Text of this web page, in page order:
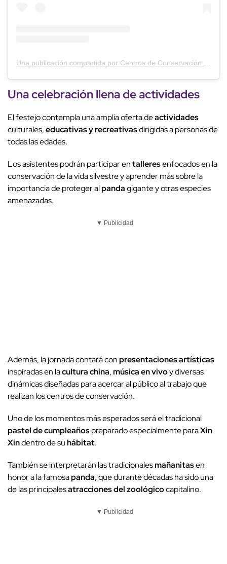
Unacelebración llena deactividades
El festejo contempla una amplia oferta deactividades
culturales,educativas y recreativasdirigidas a personas de
todas las edades.
Los asistentes podrán participar entalleresenfocados en la
conservación de la vida silvestre y aprender más sobre la
importancia de proteger alpandagigante y otras especies
amenazadas.
▼ Publicidad
Además, la jornada contará conpresentaciones artísticas
inspiradas en lacultura china,música en vivoy diversas
dinámicas diseñadas para acercar al público al trabajo que
realizan los centros de conservación.
Uno de los momentos más esperados será el tradicional
pastel de cumpleañospreparado especialmente paraXin
Xindentro de suhábitat.
También se interpretarán las tradicionalesmañanitasen
honor a la famosapanda, que durante décadas ha sido una
de las principalesatracciones del zoológicocapitalino.
▼ Publicidad